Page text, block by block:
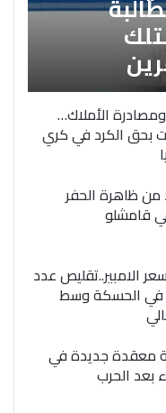
ومصادرة الأملاك…
بحق الكرد في كري
من ظاهرة الحفر
قامشلو
الامبير..تقليص عدد
في الحسكة وسط
معقدة جديدة في
بعد الحرب